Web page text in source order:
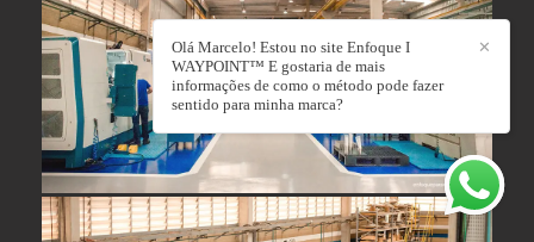
✕
Olá Marcelo! Estou no site Enfoque I
WAYPOINT™ E gostaria de mais
informações de como o método pode fazer
sentido para minha marca?